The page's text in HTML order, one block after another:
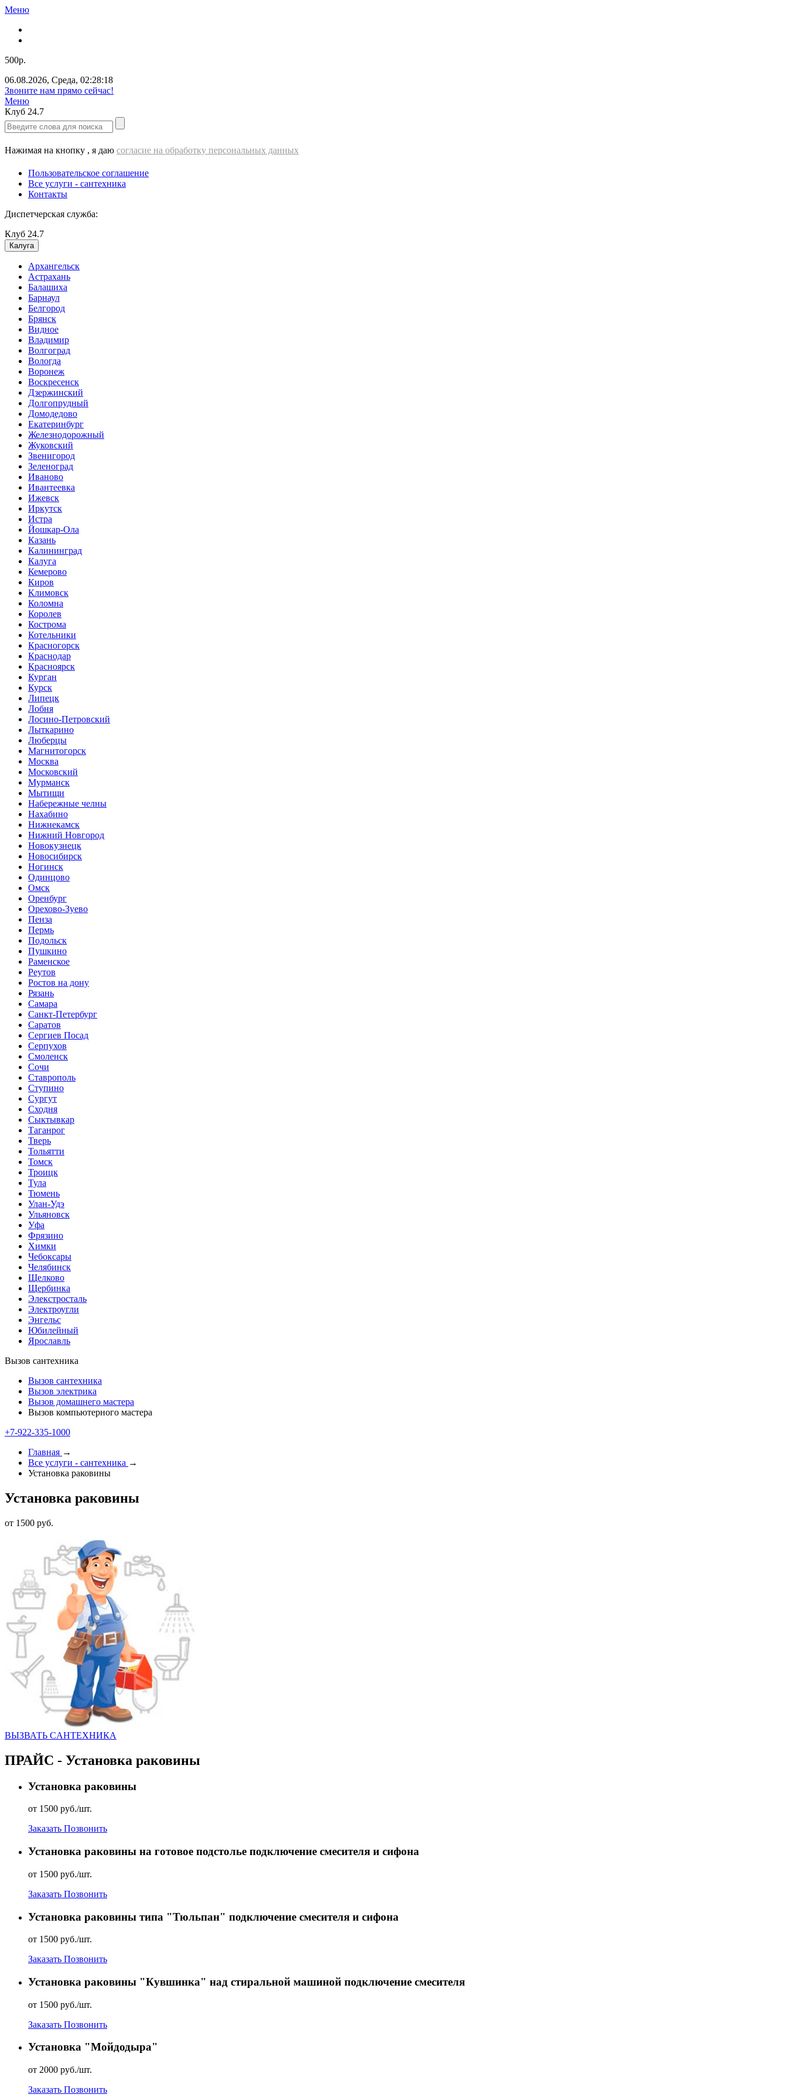
Меню
500р.
06.08.2026, Среда, 02:28:19
Звоните нам прямо сейчас!
Меню
Клуб 24.7
Нажимая на кнопку , я даю согласие на обработку персональных данных
Пользовательское соглашение
Все услуги - cантехника
Контакты
Диспетчерская служба:
Клуб 24.7
Калуга
Архангельск
Астрахань
Балашиха
Барнаул
Белгород
Брянск
Видное
Владимир
Волгоград
Вологда
Воронеж
Воскресенск
Дзержинский
Долгопрудный
Домодедово
Екатеринбург
Железнодорожный
Жуковский
Звенигород
Зеленоград
Иваново
Ивантеевка
Ижевск
Иркутск
Истра
Йошкар-Ола
Казань
Калининград
Калуга
Кемерово
Киров
Климовск
Коломна
Королев
Кострома
Котельники
Красногорск
Краснодар
Красноярск
Курган
Курск
Липецк
Лобня
Лосино-Петровский
Лыткарино
Люберцы
Магнитогорск
Москва
Московский
Мурманск
Мытищи
Набережные челны
Нахабино
Нижнекамск
Нижний Новгород
Новокузнецк
Новосибирск
Ногинск
Одинцово
Омск
Оренбург
Орехово-Зуево
Пенза
Пермь
Подольск
Пушкино
Раменское
Реутов
Ростов на дону
Рязань
Самара
Санкт-Петербург
Саратов
Сергиев Посад
Серпухов
Смоленск
Сочи
Ставрополь
Ступино
Сургут
Сходня
Сыктывкар
Таганрог
Тверь
Тольятти
Томск
Троицк
Тула
Тюмень
Улан-Удэ
Ульяновск
Уфа
Фрязино
Химки
Чебоксары
Челябинск
Щелково
Щербинка
Элекстросталь
Электроугли
Энгельс
Юбилейный
Ярославль
Вызов сантехника
Вызов сантехника
Вызов электрика
Вызов домашнего мастера
Вызов компьютерного мастера
+7-922-335-1000
Главная →
Все услуги - cантехника →
Установка раковины
Установка раковины
от 1500 руб.
ВЫЗВАТЬ CАНТЕХНИКА
ПРАЙС - Установка раковины
Установка раковины
от 1500 руб./шт.
Заказать Позвонить
Установка раковины на готовое подстолье подключение смесителя и сифона
от 1500 руб./шт.
Заказать Позвонить
Установка раковины типа "Тюльпан" подключение смесителя и сифона
от 1500 руб./шт.
Заказать Позвонить
Установка раковины "Кувшинка" над стиральной машиной подключение смесителя
от 1500 руб./шт.
Заказать Позвонить
Установка "Мойдодыра"
от 2000 руб./шт.
Заказать Позвонить